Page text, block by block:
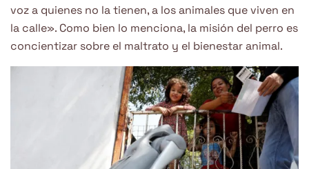
voz a quienes no la tienen, a los animales que viven en
la calle». Como bien lo menciona, la misión del perro es
concientizar sobre el maltrato y el bienestar animal.